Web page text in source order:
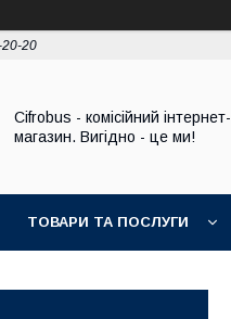
20
Cifrobus - комiсiйний iнтернет-
магазин. Вигiдно - це ми!
ТОВАРИ ТА ПОСЛУГИ